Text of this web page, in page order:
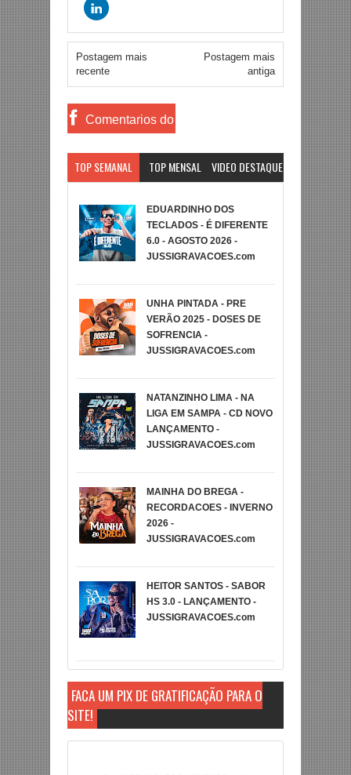
Postagem mais
recente
Postagem mais
antiga
Comentarios do
TOP SEMANAL TOP MENSAL VIDEO DESTAQUE
EDUARDINHO DOS
TECLADOS - É DIFERENTE
6.0 - AGOSTO 2026 -
JUSSIGRAVACOES.com
UNHA PINTADA - PRE
VERÃO 2025 - DOSES DE
SOFRENCIA -
JUSSIGRAVACOES.com
NATANZINHO LIMA - NA
LIGA EM SAMPA - CD NOVO
LANÇAMENTO -
JUSSIGRAVACOES.com
MAINHA DO BREGA -
RECORDACOES - INVERNO
2026 -
JUSSIGRAVACOES.com
HEITOR SANTOS - SABOR
HS 3.0 - LANÇAMENTO -
JUSSIGRAVACOES.com
FAÇA UM PIX DE GRATIFICAÇÃO PARA O
SITE!